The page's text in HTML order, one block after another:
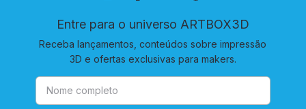
Entre para o universo ARTBOX3D
Receba lançamentos, conteúdos sobre impressão
3D e ofertas exclusivas para makers.